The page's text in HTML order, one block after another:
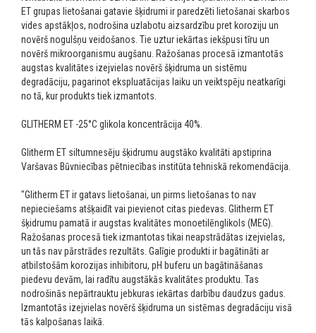
ET grupas lietošanai gatavie šķidrumi ir paredzēti lietošanai skarbos
vides apstākļos, nodrošina uzlabotu aizsardzību pret koroziju un
novērš nogulšņu veidošanos. Tie uztur iekārtas iekšpusi tīru un
novērš mikroorganismu augšanu. Ražošanas procesā izmantotās
augstas kvalitātes izejvielas novērš šķidruma un sistēmu
degradāciju, pagarinot ekspluatācijas laiku un veiktspēju neatkarīgi
no tā, kur produkts tiek izmantots.
GLITHERM ET -25°C glikola koncentrācija 40%.
Glitherm ET siltumnesēju šķidrumu augstāko kvalitāti apstiprina
Varšavas Būvniecības pētniecības institūta tehniskā rekomendācija.
"Glitherm ET ir gatavs lietošanai, un pirms lietošanas to nav
nepieciešams atšķaidīt vai pievienot citas piedevas. Glitherm ET
šķidrumu pamatā ir augstas kvalitātes monoetilēnglikols (MEG).
Ražošanas procesā tiek izmantotas tikai neapstrādātas izejvielas,
un tās nav pārstrādes rezultāts. Galīgie produkti ir bagātināti ar
atbilstošām korozijas inhibitoru, pH buferu un bagātināšanas
piedevu devām, lai radītu augstākās kvalitātes produktu. Tas
nodrošinās nepārtrauktu jebkuras iekārtas darbību daudzus gadus.
Izmantotās izejvielas novērš šķidruma un sistēmas degradāciju visā
tās kalpošanas laikā.